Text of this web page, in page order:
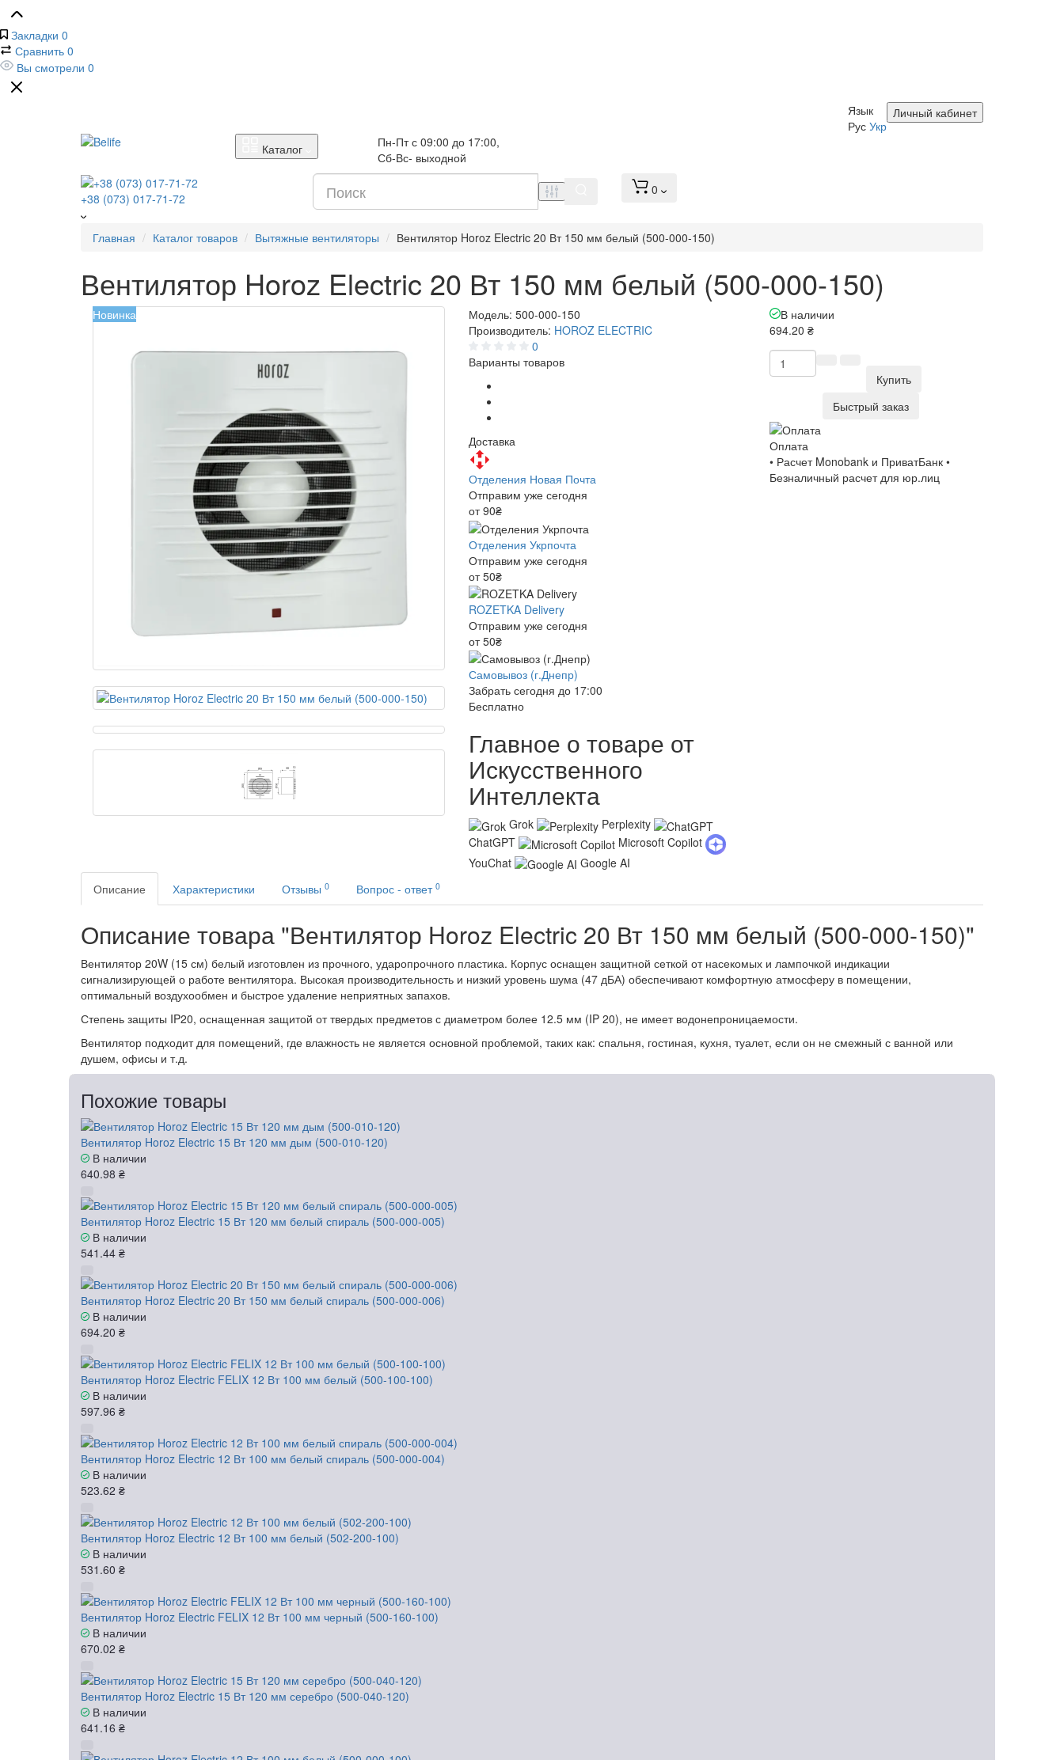
Закладки 0
Сравнить 0
Вы смотрели 0
Личный кабинет
Язык
Рус Укр
Каталог
Пн-Пт с 09:00 до 17:00,
Сб-Вс- выходной
+38 (073) 017-71-72
0
Главная Каталог товаров Вытяжные вентиляторы Вентилятор Horoz Electric 20 Вт 150 мм белый (500-000-150)
Вентилятор Horoz Electric 20 Вт 150 мм белый (500-000-150)
Новинка Модель: 500-000-150
Производитель: HOROZ ELECTRIC
0
Варианты товаров
Доставка
Отделения Новая Почта
Отправим уже сегодня
от 90₴
Отделения Укрпочта
Отправим уже сегодня
от 50₴
ROZETKA Delivery
Отправим уже сегодня
от 50₴
Самовывоз (г.Днепр)
Забрать сегодня до 17:00
Бесплатно
Главное о товаре от
Искусственного
Интеллекта
Grok
Perplexity
ChatGPT
Microsoft Copilot
YouChat
Google AI
В наличии
694.20 ₴
Купить
Быстрый заказ
Оплата
• Расчет Monobank и ПриватБанк •
Безналичный расчет для юр.лиц
Описание Характеристики Отзывы 0 Вопрос - ответ 0
Описание товара "Вентилятор Horoz Electric 20 Вт 150 мм белый (500-000-150)"
Вентилятор 20W (15 см) белый изготовлен из прочного, ударопрочного пластика. Корпус оснащен защитной сеткой от насекомых и лампочкой индикации
сигнализирующей о работе вентилятора. Высокая производительность и низкий уровень шума (47 дБА) обеспечивают комфортную атмосферу в помещении,
оптимальный воздухообмен и быстрое удаление неприятных запахов.
Степень защиты IP20, оснащенная защитой от твердых предметов с диаметром более 12.5 мм (IP 20), не имеет водонепроницаемости.
Вентилятор подходит для помещений, где влажность не является основной проблемой, таких как: спальня, гостиная, кухня, туалет, если он не смежный с ванной или
душем, офисы и т.д.
Похожие товары
Вентилятор Horoz Electric 15 Вт 120 мм дым (500-010-120)
В наличии
640.98 ₴
Вентилятор Horoz Electric 15 Вт 120 мм белый спираль (500-000-005)
В наличии
541.44 ₴
Вентилятор Horoz Electric 20 Вт 150 мм белый спираль (500-000-006)
В наличии
694.20 ₴
Вентилятор Horoz Electric FELIX 12 Вт 100 мм белый (500-100-100)
В наличии
597.96 ₴
Вентилятор Horoz Electric 12 Вт 100 мм белый спираль (500-000-004)
В наличии
523.62 ₴
Вентилятор Horoz Electric 12 Вт 100 мм белый (502-200-100)
В наличии
531.60 ₴
Вентилятор Horoz Electric FELIX 12 Вт 100 мм черный (500-160-100)
В наличии
670.02 ₴
Вентилятор Horoz Electric 15 Вт 120 мм серебро (500-040-120)
В наличии
641.16 ₴